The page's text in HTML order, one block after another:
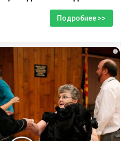
Подробнее >>
i